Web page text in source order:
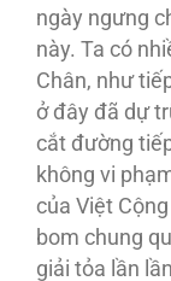
ngày ngưng
này. Ta có
Chân, như
ở đây đã dự
cắt đường
không vi
của Việt
bom chung
giải tỏa lần